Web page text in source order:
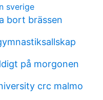
sverige
bort brässen
på morgonen
crc malmo